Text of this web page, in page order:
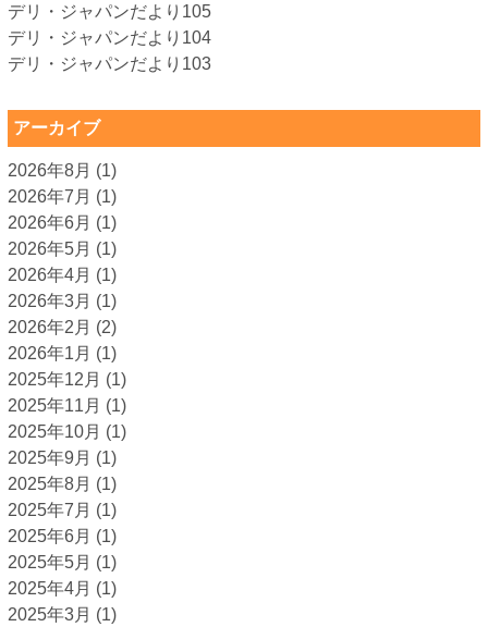
デリ・ジャパンだより105
デリ・ジャパンだより104
デリ・ジャパンだより103
アーカイブ
2026年8月 (1)
2026年7月 (1)
2026年6月 (1)
2026年5月 (1)
2026年4月 (1)
2026年3月 (1)
2026年2月 (2)
2026年1月 (1)
2025年12月 (1)
2025年11月 (1)
2025年10月 (1)
2025年9月 (1)
2025年8月 (1)
2025年7月 (1)
2025年6月 (1)
2025年5月 (1)
2025年4月 (1)
2025年3月 (1)